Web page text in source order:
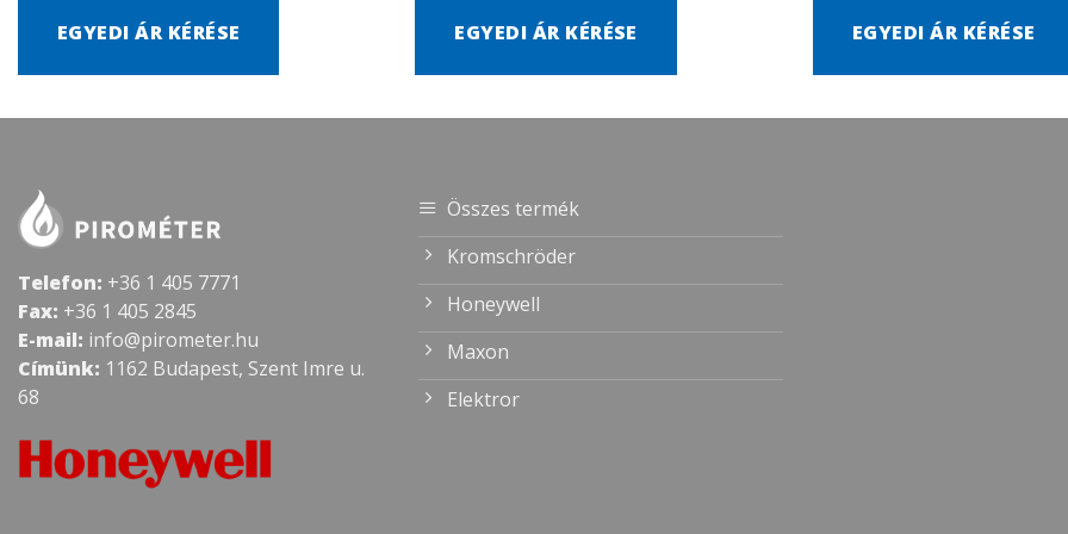
EGYEDI ÁR KÉRÉSE EGYEDI ÁR KÉRÉSE EGYEDI ÁR KÉRÉSE
Telefon: +36 1 405 7771
Fax: +36 1 405 2845
E-mail: info@pirometer.hu
Címünk: 1162 Budapest, Szent Imre u.
68
Összes termék
Kromschröder
Honeywell
Maxon
Elektror